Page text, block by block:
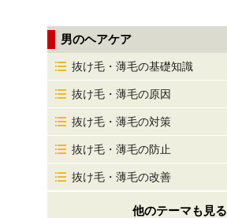
男のヘアケア
抜け毛・薄毛の基礎知識
抜け毛・薄毛の原因
抜け毛・薄毛の対策
抜け毛・薄毛の防止
抜け毛・薄毛の改善
他のテーマも見る